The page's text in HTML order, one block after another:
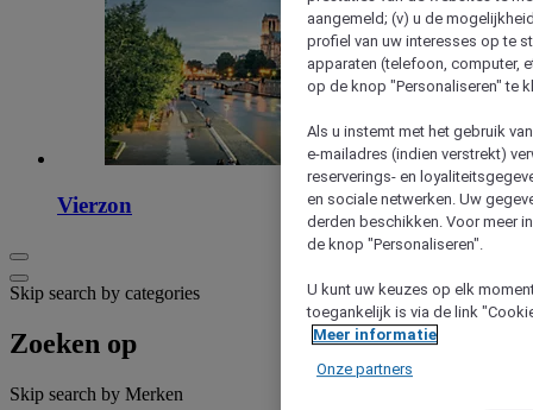
Vierzon
Skip search by categories
Zoeken op
Skip search by Merken
aangemeld; (v) u de
profiel van uw interesses op te
apparaten (telefoon, computer,
op de knop "Personaliseren" te
Als u instemt met het gebruik
e-mailadres (indien verstrekt)
reserverings- en
en sociale netwerken. Uw
derden beschikken. Voor meer
de knop "Personaliseren".
U kunt uw keuzes op elk
toegankelijk is via de link
Meer informatie
Onze partners